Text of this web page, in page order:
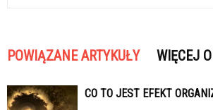
POWIĄZANE ARTYKUŁY WIĘCEJ
CO TO JEST EFEKT